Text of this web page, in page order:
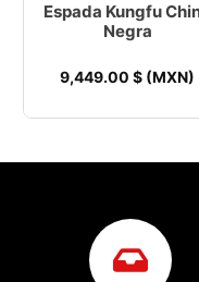
Espada Kungfu
Negra
9,449.00 $ (MXN)